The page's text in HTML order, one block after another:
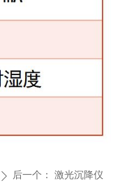
ꄲ 后一个： 激光沉降仪